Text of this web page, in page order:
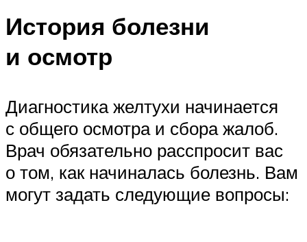
История болезни
и осмотр
Диагностика желтухи начинается
с общего осмотра и сбора жалоб.
Врач обязательно расспросит вас
о том, как начиналась болезнь. Вам
могут задать следующие вопросы: